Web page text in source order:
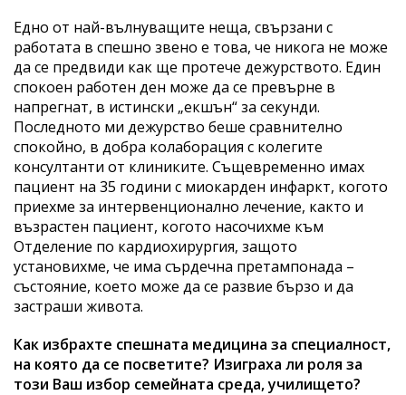
Едно от най-вълнуващите неща, свързани с
работата в спешно звено е това, че никога не може
да се предвиди как ще протече дежурството. Един
спокоен работен ден може да се превърне в
напрегнат, в истински „екшън“ за секунди.
Последното ми дежурство беше сравнително
спокойно, в добра колаборация с колегите
консултанти от клиниките. Същевременно имах
пациент на 35 години с миокарден инфаркт, когото
приехме за интервенционално лечение, както и
възрастен пациент, когото насочихме към
Отделение по кардиохирургия, защото
установихме, че има сърдечна претампонада –
състояние, което може да се развие бързо и да
застраши живота.
Как избрахте спешната медицина за специалност,
на която да се посветите? Изиграха ли роля за
този Ваш избор семейната среда, училището?